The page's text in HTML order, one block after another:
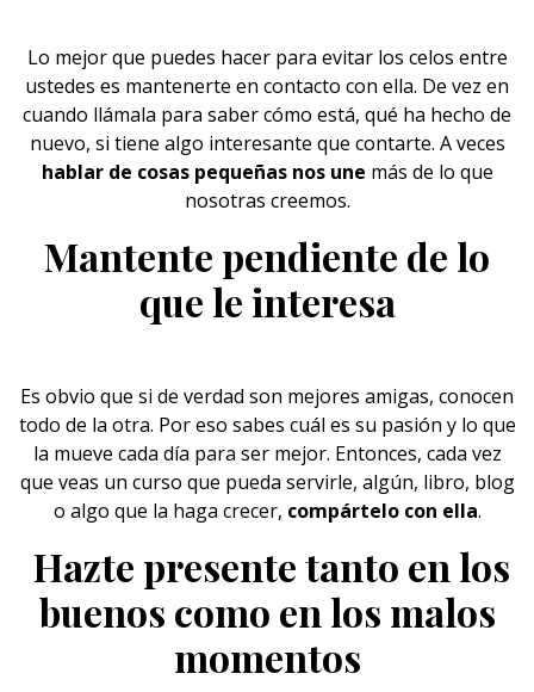
Lo mejor que puedes hacer para evitar los celos entre
ustedes es mantenerte en contacto con ella. De vez en
cuando llámala para saber cómo está, qué ha hecho de
nuevo, si tiene algo interesante que contarte. A veces
hablarde cosas pequeñas nos une más de lo que
nosotras creemos.
Mantente pendiente de lo
que le interesa
Es obvio que si de verdad son mejores amigas, conocen
todo de la otra. Por eso sabes cuál es su pasión y lo que
la mueve cada día para ser mejor. Entonces, cada vez
que veas un curso que pueda servirle, algún, libro, blog
o algo que la haga crecer, compártelo con ella.
Hazte presente tanto en los
buenos como en los malos
momentos